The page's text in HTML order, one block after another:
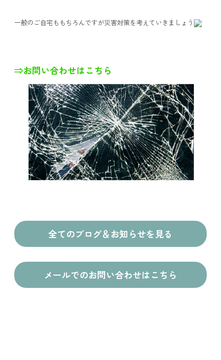
一般のご自宅ももちろんですが災害対策を考えていきましょう
⇒お問い合わせはこちら
全てのブログ＆お知らせを見る
メールでのお問い合わせはこちら